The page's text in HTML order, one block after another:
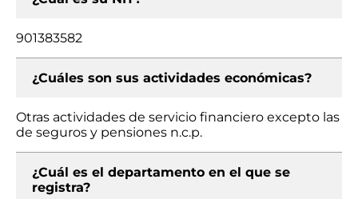
901383582
¿Cuáles son sus actividades económicas?
Otras actividades de servicio financiero excepto las
de seguros y pensiones n.c.p.
¿Cuál es el departamento en el que se
registra?